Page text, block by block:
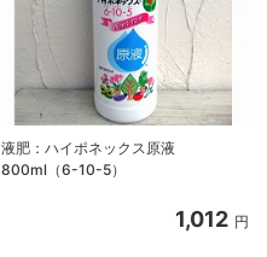
液肥：ハイポネックス原液
800ml（6-10-5）
1,012 円